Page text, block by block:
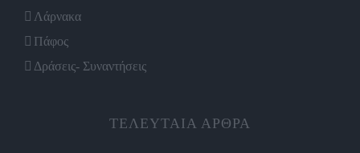
Λάρνακα
Πάφος
Δράσεις- Συναντήσεις
ΤΕΛΕΥΤΑΙΑ ΑΡΘΡΑ